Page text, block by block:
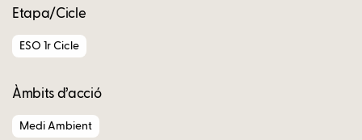
Etapa/Cicle
ESO 1r Cicle
Àmbits d’acció
Medi Ambient